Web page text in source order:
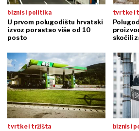
biznis i politika
U prvom polugodištu hrvatski
izvoz porastao više od 10
posto
tvrtke i
skočili
tvrtke i tržišta biznis i